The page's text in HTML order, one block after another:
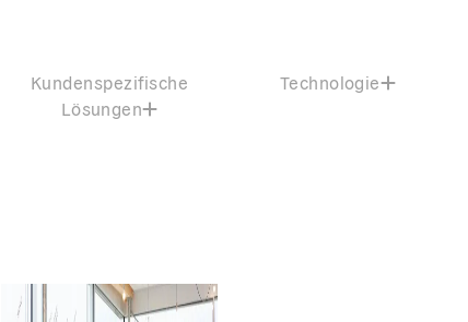
Kundenspezifische
Lösungen
Technologie